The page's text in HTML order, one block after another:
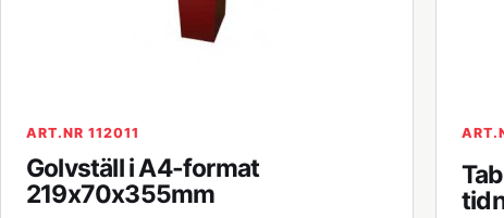
ART.NR 112011
Golvställ i A4-format
219x70x355mm